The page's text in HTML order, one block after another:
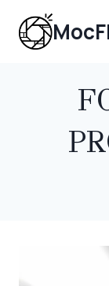
Przejdź
treści